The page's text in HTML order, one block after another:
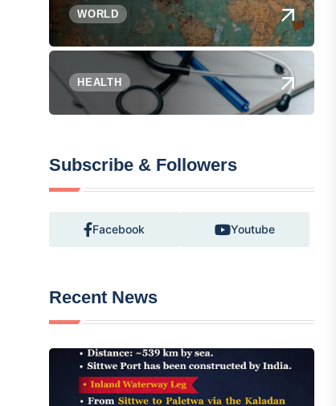
WORLD
HEALTH
Subscribe & Followers
Facebook Youtube
Recent News